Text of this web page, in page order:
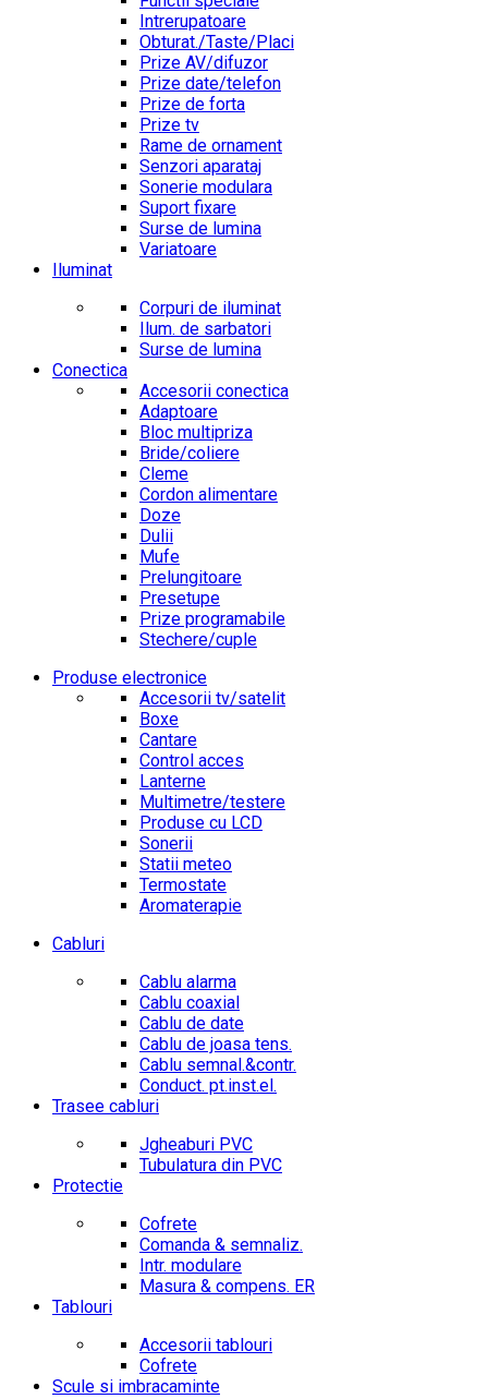
Intrerupatoare
Obturat./Taste/Placi
Prize AV/difuzor
Prize date/telefon
Prize de forta
Prize tv
Rame de ornament
Senzori aparataj
Sonerie modulara
Suport fixare
Surse de lumina
Variatoare
Iluminat
Corpuri de iluminat
Ilum. de sarbatori
Surse de lumina
Conectica
Accesorii conectica
Adaptoare
Bloc multipriza
Bride/coliere
Cleme
Cordon alimentare
Doze
Dulii
Mufe
Prelungitoare
Presetupe
Prize programabile
Stechere/cuple
Produse electronice
Accesorii tv/satelit
Boxe
Cantare
Control acces
Lanterne
Multimetre/testere
Produse cu LCD
Sonerii
Statii meteo
Termostate
Aromaterapie
Cabluri
Cablu alarma
Cablu coaxial
Cablu de date
Cablu de joasa tens.
Cablu semnal.&contr.
Conduct. pt.inst.el.
Trasee cabluri
Jgheaburi PVC
Tubulatura din PVC
Protectie
Cofrete
Comanda & semnaliz.
Intr. modulare
Masura & compens. ER
Tablouri
Accesorii tablouri
Cofrete
Scule si imbracaminte